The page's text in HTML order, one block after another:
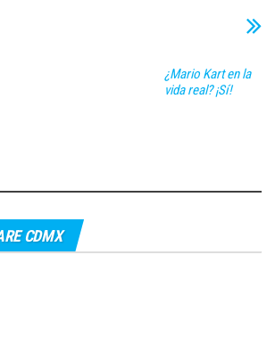
¿Mario Kart en la
vida real? ¡Sí!
CDMX